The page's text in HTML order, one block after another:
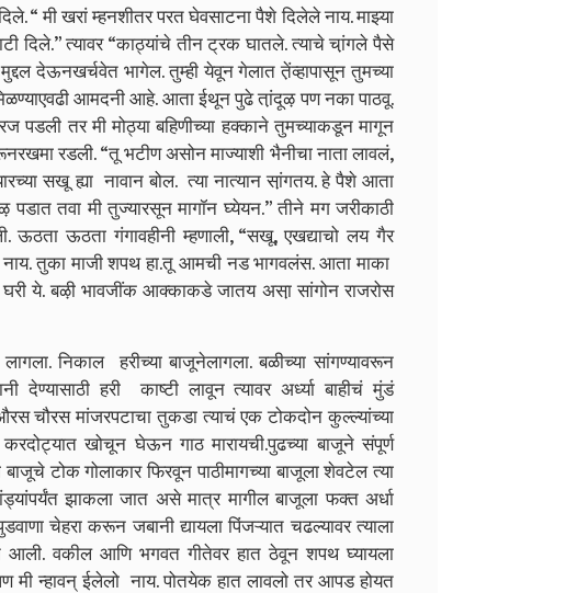
मी खरां म्हनशीतर परत घेवसाटना पैशे दिलेले नाय. माझ्या
दिले.” त्यावर “काठ्यांचे तीन ट्रक घातले. त्याचे चा़ंगले पैसे
देऊनखर्चवेत भागेल. तुम्ही येवून गेलात ते़ंव्हापासून तुमच्या
आमदनी आहे. आता ईथून पुढे ता़ंदूऴ पण नका पाठवू.
पडली तर मी मोठ्या बहिणीच्या हक्काने तुमच्याकडून मागून
रडली. “तू भटीण असोन माज्याशी भैनीचा नाता लावलं,
सखू ह्या नावान बोल. त्या नात्यान सा़ंगतय. हे पैशे आता
तवा मी तुज्यारसून मागॉन घ्येयन.” तीने मग जरीकाठी
ऊठता ऊठता गंगावहीनी म्हणाली, “सखू, एखद्याचो लय गैर
नाय. तुका माजी शपथ हा.तू आमची नड भागवलंस. आता माका
ये. बऴी भावजींक आक्काकडे जातय असा़ सांगोन राजरोस
हरीच्या बाजूनेलागला. बळीच्या सांगण्यावरून
देण्यासाठी हरी काष्टी लावून त्यावर अर्ध्या बाहीचं मुंडं
चौरस मांजरपटाचा तुकडा त्याचं एक टोकदोन कुल्ल्यांच्या
करदोट्यात खोचून घेऊन गाठ मारायची.पुढच्या बाजूने संपूर्ण
टोक गोलाकार फिरवून पाठीमागच्या बाजूला शेवटेल त्या
झाकला जात असे मात्र मागील बाजूला फक्त अर्धा
चेहरा करून जबानी द्यायला पिंजऱ्यात चढल्यावर त्याला
वकील आणि भगवत गीतेवर हात ठेवून शपथ घ्यायला
मी न्हावन् ईलेलो नाय. पोतयेक हात लावलो तर आपड होयत